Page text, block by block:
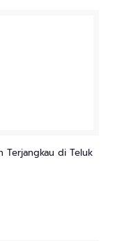
Terjangkau di Teluk